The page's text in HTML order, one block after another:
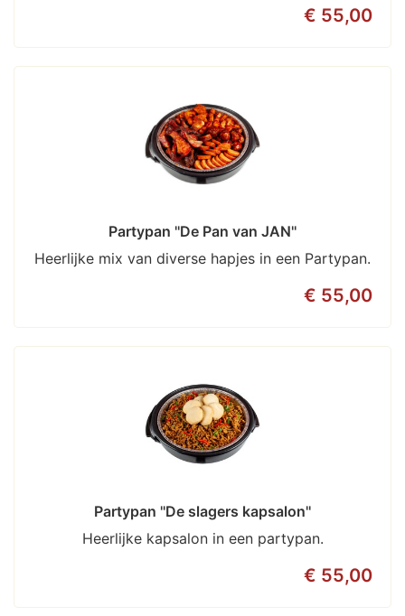
€ 55,00
Partypan ''De Pan van JAN''
Heerlijke mix van diverse hapjes in een Partypan.
€ 55,00
Partypan ''De slagers kapsalon''
Heerlijke kapsalon in een partypan.
€ 55,00